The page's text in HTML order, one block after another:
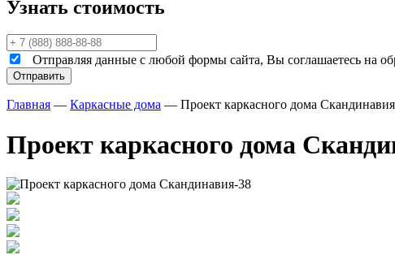
Узнать стоимость
Отправляя данные с любой формы сайта, Вы соглашаетесь на
Главная — Каркасные дома — Проект каркасного дома
Проект каркасного дома